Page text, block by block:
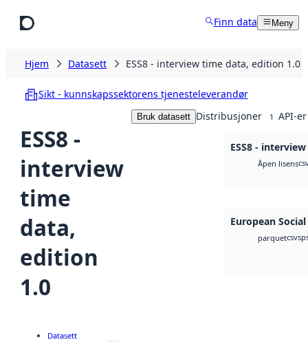
Finn data Meny
Hjem Datasett ESS8 - interview time data, edition 1.0
Sikt - kunnskapssektorens tjenesteleverandør
ESS8 -
interview
time
data,
edition
1.0
Bruk datasett Distribusjoner 1 API-er
ESS8 -
Åpen lisens
European
parquetcsv
Datasett